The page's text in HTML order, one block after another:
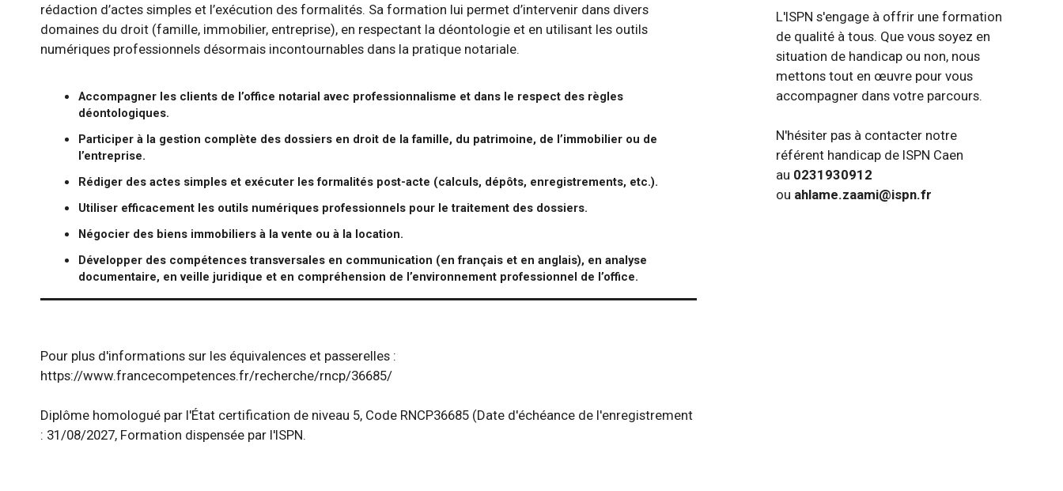
rédaction d’actes simples et l’exécution des formalités. Sa formation lui permet d’intervenir dans divers
domaines du droit (famille, immobilier, entreprise), en respectant la déontologie et en utilisant les outils
numériques professionnels désormais incontournables dans la pratique notariale.
Accompagner les clients de l’office notarial avec professionnalisme et dans le respect des règles
déontologiques.
Participer à la gestion complète des dossiers en droit de la famille, du patrimoine, de l’immobilier ou de
l’entreprise.
Rédiger des actes simples et exécuter les formalités post-acte (calculs, dépôts, enregistrements, etc.).
Utiliser efficacement les outils numériques professionnels pour le traitement des dossiers.
Négocier des biens immobiliers à la vente ou à la location.
Développer des compétences transversales en communication (en français et en anglais), en analyse
documentaire, en veille juridique et en compréhension de l’environnement professionnel de l’office.
Pour plus d'informations sur les équivalences et passerelles :
https://www.francecompetences.fr/recherche/rncp/36685/
Diplôme homologué par l'État certification de niveau 5, Code RNCP36685 (Date d'échéance de l'enregistrement
: 31/08/2027, Formation dispensée par l'ISPN.
Autres financements possibles
Frais de formation en statut initial
Le CPF (Compte Personnel de
L'ISPN s'engage à offrir une formation
de qualité à tous. Que vous soyez en
situation de handicap ou non, nous
mettons tout en œuvre pour vous
accompagner dans votre parcours.
N'hésiter pas à contacter notre
référent handicap de ISPN Caen
au 0231930912
ou ahlame.zaami@ispn.fr